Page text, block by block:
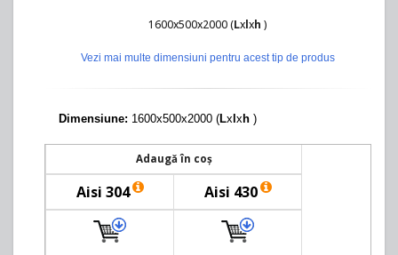
1600x500x2000 (Lxlxh )
Vezi mai multe dimensiuni pentru acest tip de produs
Dimensiune: 1600x500x2000 (Lxlxh )
Adaugă în coș
Aisi 304 Aisi 430